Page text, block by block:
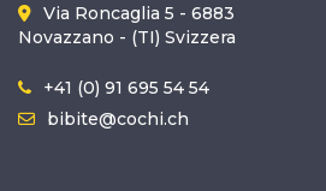
Via Roncaglia 5 - 6883
Novazzano - (TI) Svizzera
+41 (0) 91 695 54 54
bibite@cochi.ch